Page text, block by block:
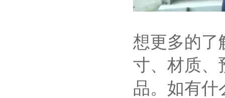
想更多的了
寸、材质、
品。如有什